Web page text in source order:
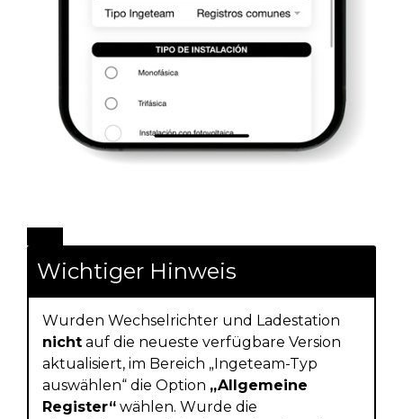
Wichtiger Hinweis
Wurden Wechselrichter und Ladestation
nicht auf die neueste verfügbare Version
aktualisiert, im Bereich „Ingeteam-Typ
auswählen“ die Option „Allgemeine
Register“ wählen. Wurde die